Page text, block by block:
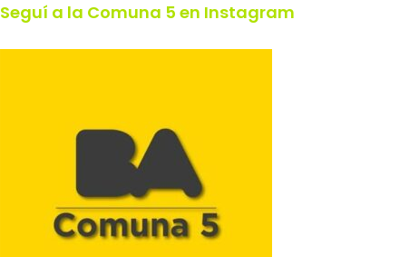
Seguí a la Comuna 5 en Instagram